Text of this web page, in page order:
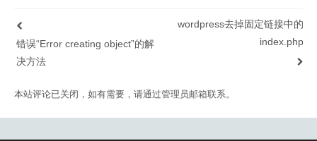
错误“Error creating object”的解
决方法
wordpress去掉固定链接中的
index.php
本站评论已关闭，如有需要，请通过管理员邮箱联系。